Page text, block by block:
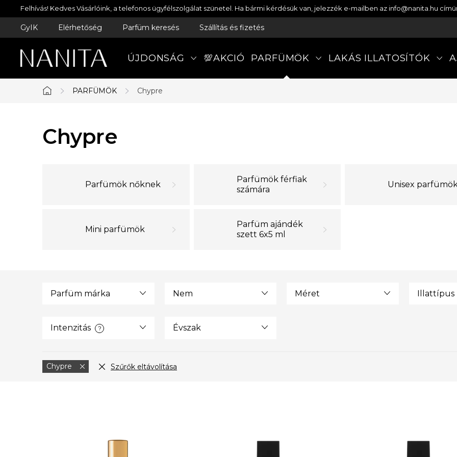
Ugrás
a
Felhívás! Kedves Vásárlóink, a telefonos ügyfélszolgálat szünetel. Ha bármi kérdésük van, jelezzék e-mailben az info@nanita.hu
GyIK Elérhetőség Parfüm keresés Szállítás és fizetés
ÚJDONSÁG 💯AKCIÓ PARFÜMÖK LAKÁS ILLATOSÍTÓK
Kezdőlap
PARFÜMÖK Chypre
Chypre
Parfümök nőknek
Parfümök férfiak
számára
Unisex
Mini parfümök
Parfüm ajándék
szett 6x5 ml
Parfüm márka Nem Méret Illattípus
Intenzitás ? Évszak
Chypre Szűrők eltávolítása